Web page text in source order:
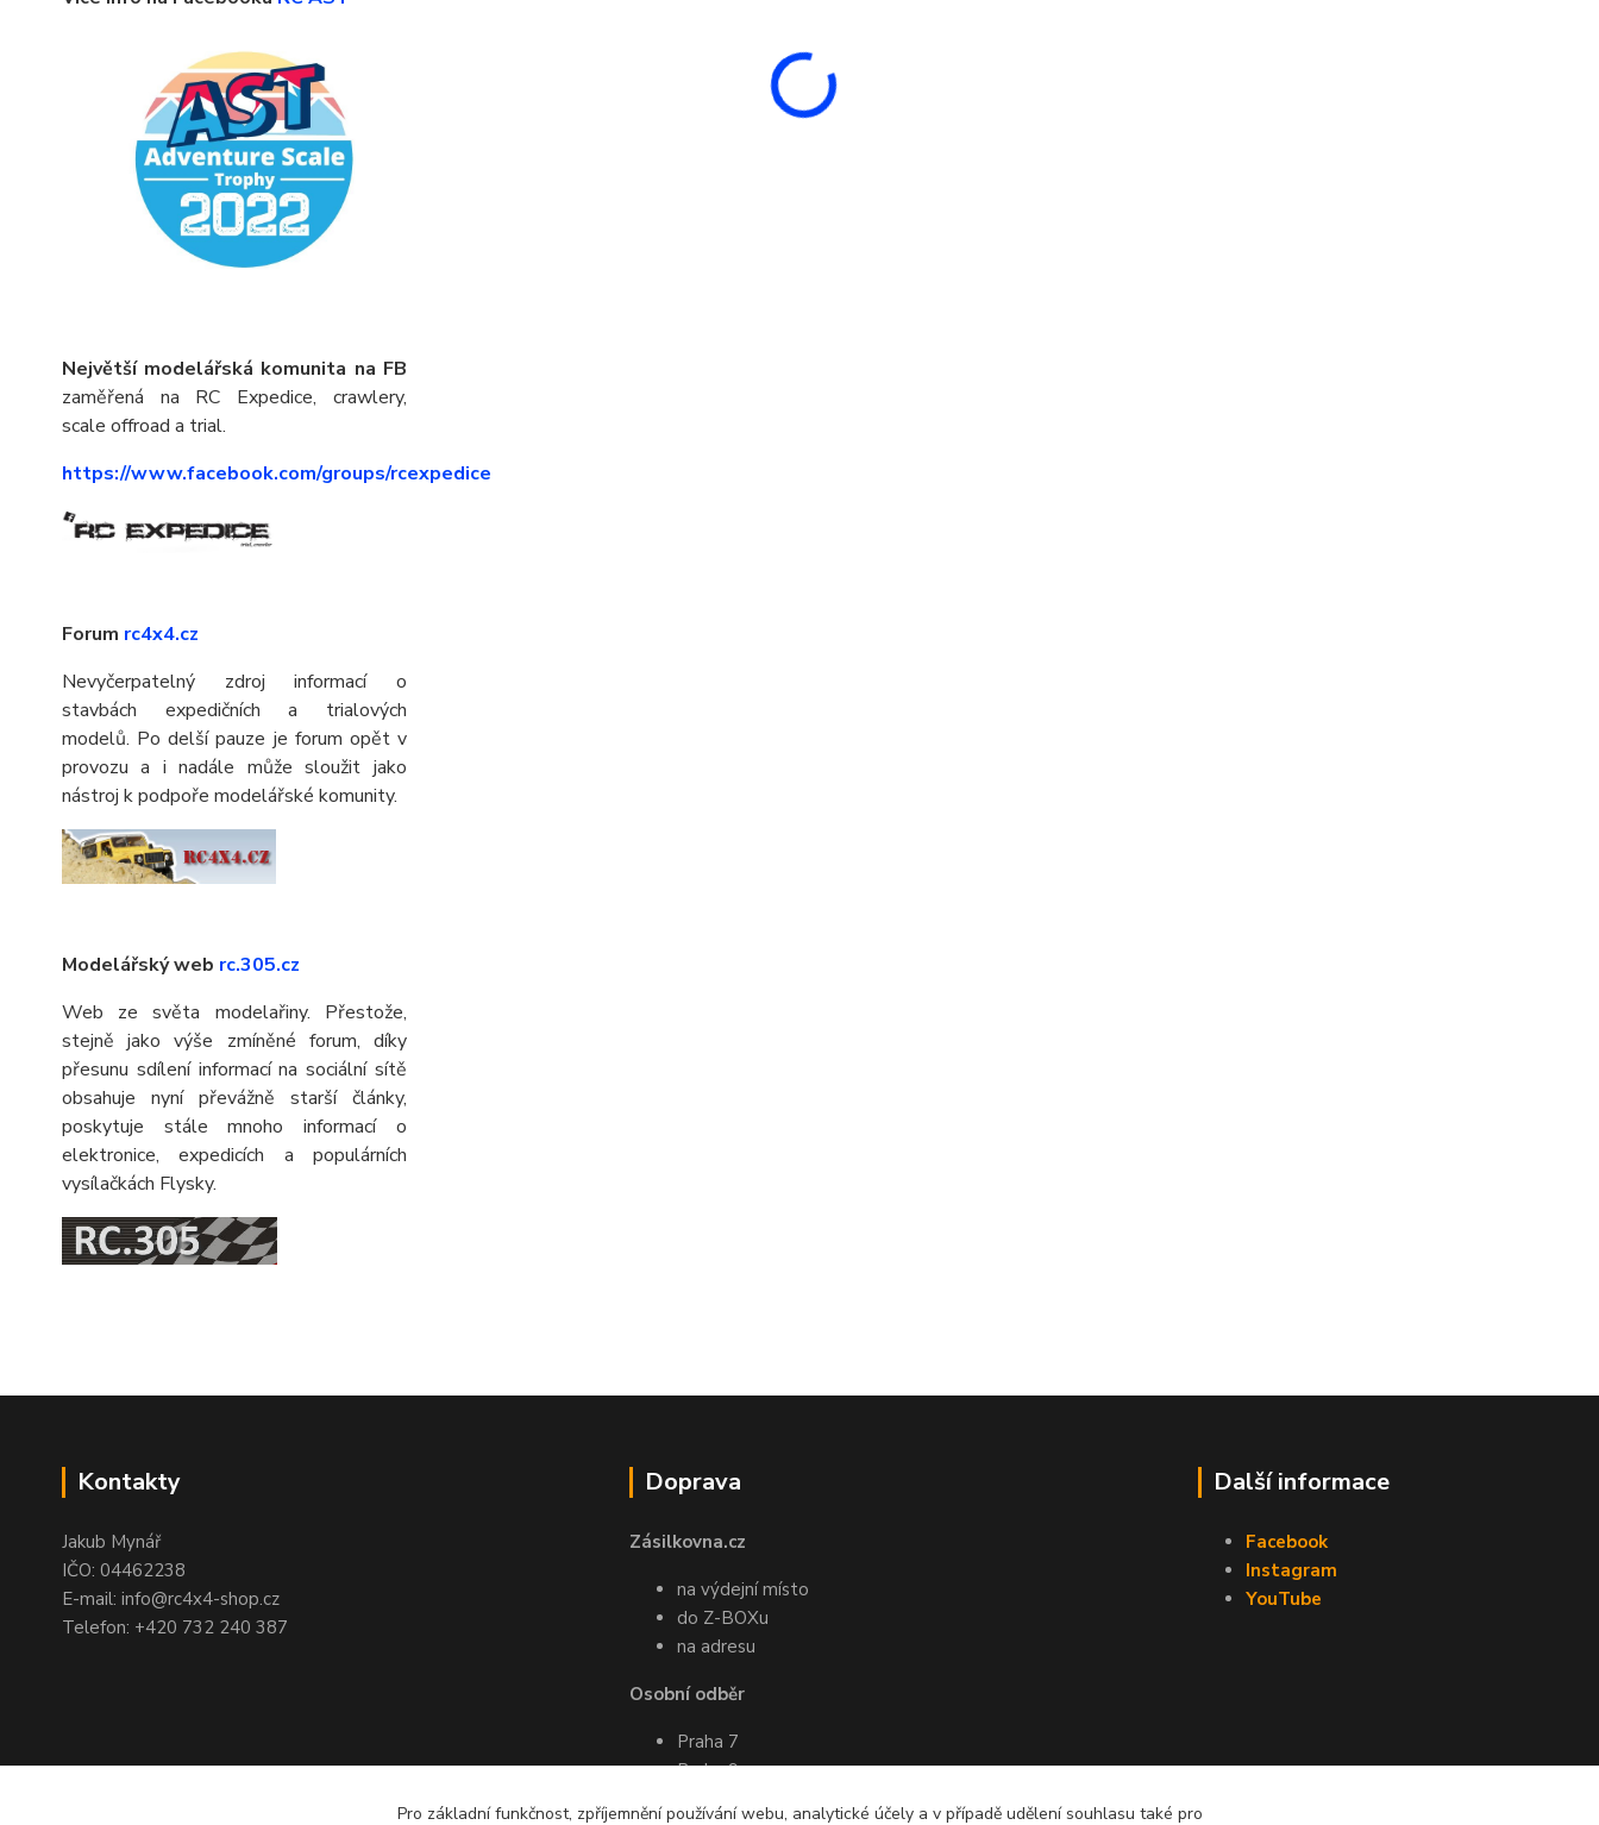
Největší modelářská komunita na FB
zaměřená na RC Expedice, crawlery,
scale offroad a trial.
https://www.facebook.com/groups/rcexpedice
Forum rc4x4.cz
Nevyčerpatelný zdroj informací o
stavbách expedičních a trialových
modelů. Po delší pauze je forum opět v
provozu a i nadále může sloužit jako
nástroj k podpoře modelářské komunity.
Modelářský web rc.305.cz
Web ze světa modelařiny. Přestože,
stejně jako výše zmíněné forum, díky
přesunu sdílení informací na sociální sítě
obsahuje nyní převážně starší články,
poskytuje stále mnoho informací o
elektronice, expedicích a populárních
vysílačkách Flysky.
Kontakty
Jakub Mynář
IČO: 04462238
E-mail: info@rc4x4-shop.cz
Telefon: +420 732 240 387
Doprava
Zásilkovna.cz
na výdejní místo
do Z-BOXu
na adresu
Osobní odběr
Praha 7
Praha 9
Další informace
Facebook
Instagram
YouTube
Pro základní funkčnost, zpříjemnění používání webu, analytické účely a v případě udělení souhlasu také pro